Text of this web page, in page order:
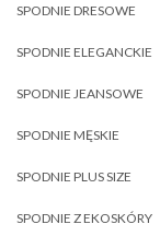
SPODNIE DRESOWE
SPODNIE ELEGANCKIE
SPODNIE JEANSOWE
SPODNIE MĘSKIE
SPODNIE PLUS SIZE
SPODNIE Z EKOSKÓRY